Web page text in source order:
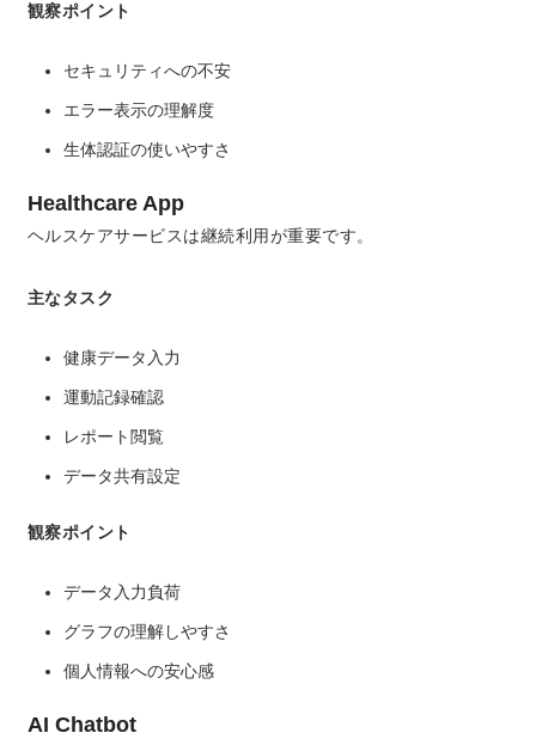
観察ポイント
セキュリティへの不安
エラー表示の理解度
生体認証の使いやすさ
Healthcare App
ヘルスケアサービスは継続利用が重要です。
主なタスク
健康データ入力
運動記録確認
レポート閲覧
データ共有設定
観察ポイント
データ入力負荷
グラフの理解しやすさ
個人情報への安心感
AI Chatbot